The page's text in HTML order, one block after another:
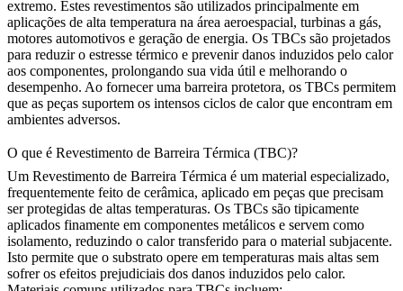
extremo. Estes revestimentos são utilizados principalmente em
aplicações de alta temperatura na área aeroespacial, turbinas a gás,
motores automotivos e geração de energia. Os TBCs são projetados
para reduzir o estresse térmico e prevenir danos induzidos pelo calor
aos componentes, prolongando sua vida útil e melhorando o
desempenho. Ao fornecer uma barreira protetora, os TBCs permitem
que as peças suportem os intensos ciclos de calor que encontram em
ambientes adversos.
O que é Revestimento de Barreira Térmica (TBC)?
Um Revestimento de Barreira Térmica é um material especializado,
frequentemente feito de cerâmica, aplicado em peças que precisam
ser protegidas de altas temperaturas. Os TBCs são tipicamente
aplicados finamente em componentes metálicos e servem como
isolamento, reduzindo o calor transferido para o material subjacente.
Isto permite que o substrato opere em temperaturas mais altas sem
sofrer os efeitos prejudiciais dos danos induzidos pelo calor.